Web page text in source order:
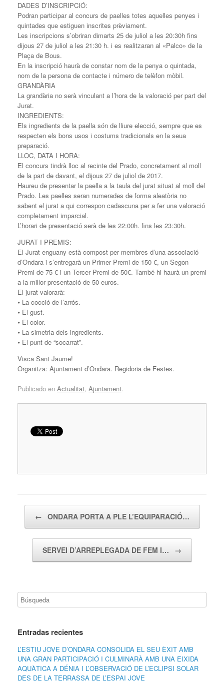
DADES D’INSCRIPCIÓ:
Podran participar al concurs de paelles totes aquelles penyes i
quintades que estiguen inscrites prèviament.
Les inscripcions s’obriran dimarts 25 de juliol a les 20:30h fins
dijous 27 de juliol a les 21:30 h. i es realitzaran al «Palco» de la
Plaça de Bous.
En la inscripció haurà de constar nom de la penya o quintada,
nom de la persona de contacte i número de telèfon mòbil.
GRANDÀRIA
La grandària no serà vinculant a l’hora de la valoració per part del
Jurat.
INGREDIENTS:
Els ingredients de la paella són de lliure elecció, sempre que es
respecten els bons usos i costums tradicionals en la seua
preparació.
LLOC, DATA I HORA:
El concurs tindrà lloc al recinte del Prado, concretament al moll
de la part de davant, el dijous 27 de juliol de 2017.
Haureu de presentar la paella a la taula del jurat situat al moll del
Prado. Les paelles seran numerades de forma aleatòria no
sabent el jurat a qui correspon cadascuna per a fer una valoració
completament imparcial.
L’horari de presentació serà de les 22:00h. fins les 23:30h.
JURAT I PREMIS:
El Jurat enguany està compost per membres d’una associació
d’Ondara i s’entregarà un Primer Premi de 150 €, un Segon
Premi de 75 € i un Tercer Premi de 50€. També hi haurà un premi
a la millor presentació de 50 euros.
El jurat valorarà:
⦁ La cocció de l’arrós.
⦁ El gust.
⦁ El color.
⦁ La simetria dels ingredients.
⦁ El punt de “socarrat”.
Visca Sant Jaume!
Organitza: Ajuntament d’Ondara. Regidoria de Festes.
Publicado en Actualitat, Ajuntament.
← ONDARA PORTA A PLE L’EQUIPARACIÓ…
SERVEI D’ARREPLEGADA DE FEM I… →
Entradas recientes
L’ESTIU JOVE D’ONDARA CONSOLIDA EL SEU ÈXIT AMB
UNA GRAN PARTICIPACIÓ I CULMINARÀ AMB UNA EIXIDA
AQUÀTICA A DÉNIA I L’OBSERVACIÓ DE L’ECLIPSI SOLAR
DES DE LA TERRASSA DE L’ESPAI JOVE